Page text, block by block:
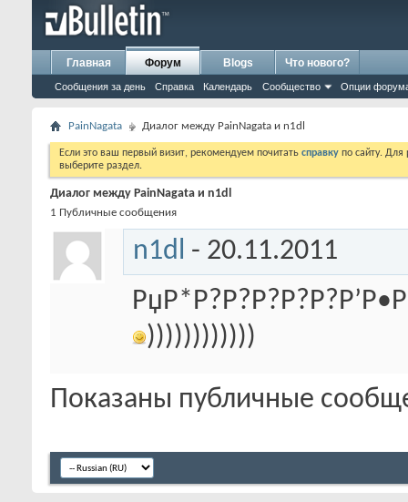
Главная Форум
Сообщения за день Справка Календарь Сообщество Опции
Blogs Что нового?
PainNagata Диалог между PainNagata и n1dl
Если это ваш первый визит, рекомендуем почитать справку по сайту.
выберите раздел.
Диалог между PainNagata и n1dl
1 Публичные сообщения
n1dl - 20.11.2011
))))))))))))
Показаны публичные